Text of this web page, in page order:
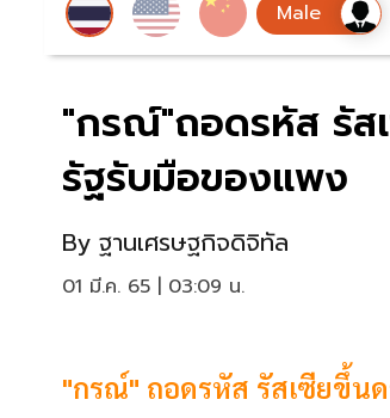
"กรณ์"ถอดรหัส รัส
รัฐรับมือของแพง
By ฐานเศรษฐกิจดิจิทัล
01 มี.ค. 65 | 03:09 น.
"กรณ์" ถอดรหัส รัสเซียขึ้นด